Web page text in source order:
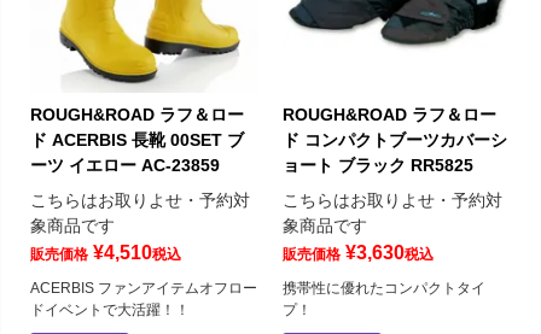
ROUGH&ROAD ラフ＆ロー
ド ACERBIS 長靴 00SET ブ
ーツ イエロー AC-23859
こちらはお取りよせ・予約対
象商品です
販売価格 ¥4,510税込
ACERBIS ファンアイテムオフロー
ドイベントで大活躍！！
ROUGH&ROAD ラフ＆ロー
ド コンパクトブーツカバーシ
ョート ブラック RR5825
こちらはお取りよせ・予約対
象商品です
販売価格 ¥3,630税込
携帯性に優れたコンパクトタイ
プ！